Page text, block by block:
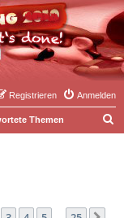
Anmelden
Registrieren
Themen